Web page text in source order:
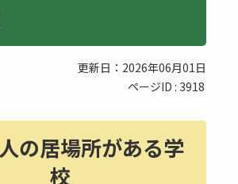
更新日：2026年06月01日
ページID : 3918
の居場所がある学
校